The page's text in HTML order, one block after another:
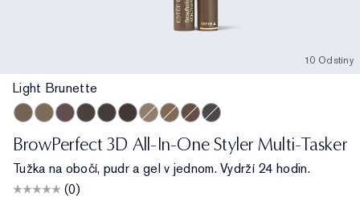
10 Odstíny
Light Brunette
BrowPerfect 3D All-In-One Styler Multi-Tasker
Tužka na obočí, pudr a gel v jednom. Vydrží 24 hodin.
(0)